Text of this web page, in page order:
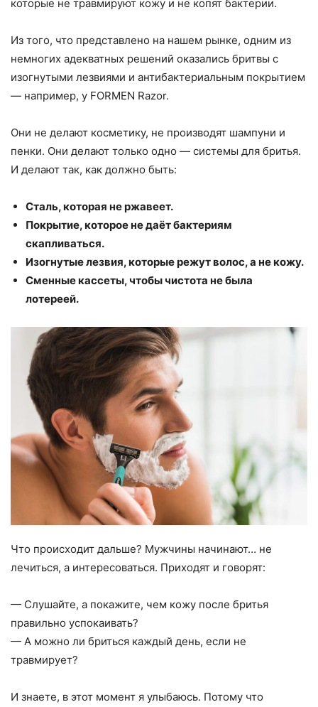
которые не травмируют кожу и не копят бактерии.
Из того, что представлено на нашем рынке, одним из
немногих адекватных решений оказались бритвы с
изогнутыми лезвиями и антибактериальным покрытием
— например, у FORMEN Razor.
Они не делают косметику, не производят шампуни и
пенки. Они делают только одно — системы для бритья.
И делают так, как должно быть:
Сталь, которая не ржавеет.
Покрытие, которое не даёт бактериям
скапливаться.
Изогнутые лезвия, которые режут волос, а не кожу.
Сменные кассеты, чтобы чистота не была
лотереей.
Что происходит дальше? Мужчины начинают… не
лечиться, а интересоваться. Приходят и говорят:
— Слушайте, а покажите, чем кожу после бритья
правильно успокаивать?
— А можно ли бриться каждый день, если не
травмирует?
И знаете, в этот момент я улыбаюсь. Потому что